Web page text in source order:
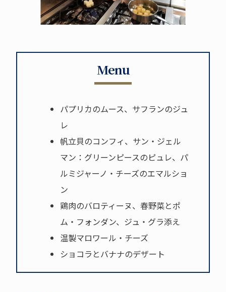
Menu
パプリカのムース、サフランのジュ
レ
帆立貝のコンフィ、サン・ジェル
マン：グリーンピースのピュレ、パ
ルミジャーノ・チーズのエマルショ
ン
鶏肉のバロティーヌ、春野菜とポ
ム・フォンダン、ジュ・グラ添え
温製マロワール・チーズ
ショコラとバナナのデザート